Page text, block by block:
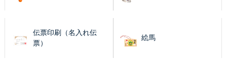
伝票印刷（名入れ伝
票）
絵馬